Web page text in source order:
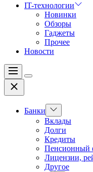
IT-технологии
Новинки
Обзоры
Гаджеты
Прочее
Новости
Меню
Цвет
Закрыть
Банки
Показать
подменю
Вклады
Долги
Кредиты
Пенсионный
Лицензии,
Другое